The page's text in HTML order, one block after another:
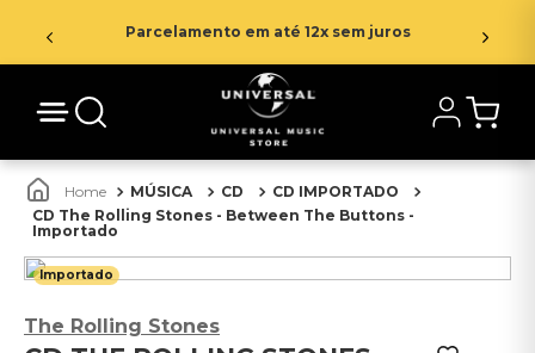
Parcelamento em até 12x sem juros
MÚSICA CD
CD IMPORTADO
CD The Rolling Stones - Between The Buttons -
Importado
Importado
The Rolling Stones